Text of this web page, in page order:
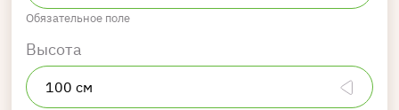
Обязательное поле
Высота